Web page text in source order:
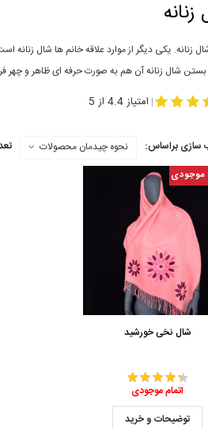
زنانه. یکی دیگر از موارد علاقه خانم ها شال
بستن شال زنانه آن هم به صورت حرفه ای ظاهر و چهر
| امتیاز 4.4 از 5
سازی براساس: نحوه چیدمان محصولات
موجودی
شال نخی خورشید
اتمام موجودی
توضیحات و خرید